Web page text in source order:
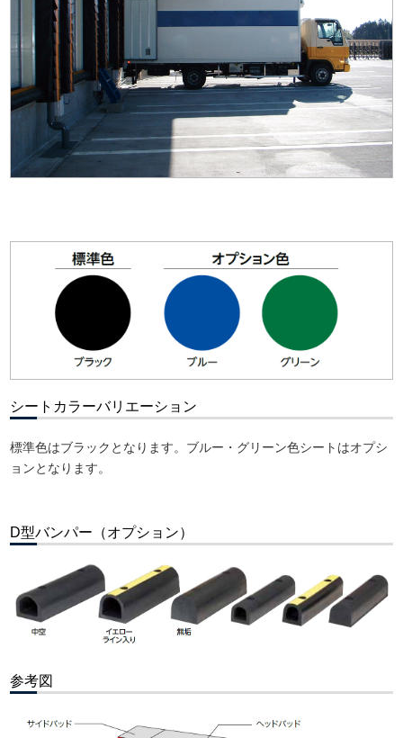
シートカラーバリエーション
標準色はブラックとなります。ブルー・グリーン色シートはオプシ
ョンとなります。
D型バンパー（オプション）
参考図